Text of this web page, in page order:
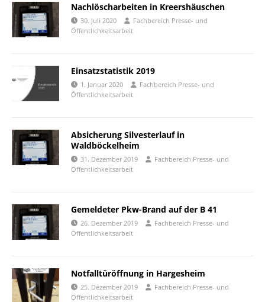
Nachlöscharbeiten in Kreershäuschen
30. Juli 2020
Fachbereich Presse- und
Öffentlichkeitsarbeit
Einsatzstatistik 2019
1. Januar 2020
Fachbereich Presse- und
Öffentlichkeitsarbeit
Absicherung Silvesterlauf in
Waldböckelheim
31. Dezember 2019
Fachbereich Presse- und
Öffentlichkeitsarbeit
Gemeldeter Pkw-Brand auf der B 41
26. Dezember 2019
Fachbereich Presse- und
Öffentlichkeitsarbeit
Notfalltüröffnung in Hargesheim
25. Dezember 2019
Fachbereich Presse- und
Öffentlichkeitsarbeit